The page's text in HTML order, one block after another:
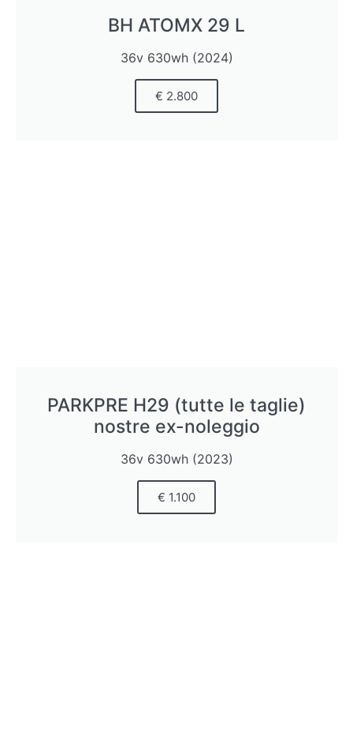
BH ATOMX 29 L
36v 630wh (2024)
€ 2.800
PARKPRE H29 (tutte le taglie)
nostre ex-noleggio
36v 630wh (2023)
€ 1.100